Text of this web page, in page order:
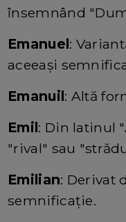
însemnând
Emanuel:
aceeași
Emanuil: Altă
Emil: Din latinul
"rival" sau
Emilian: Derivat
semnificație.